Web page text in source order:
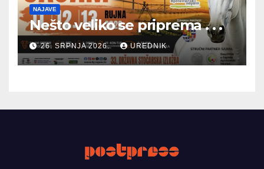
NAJAVE
Nešto veliko se priprema . . .
26. SRPNJA 2026. UREDNIK